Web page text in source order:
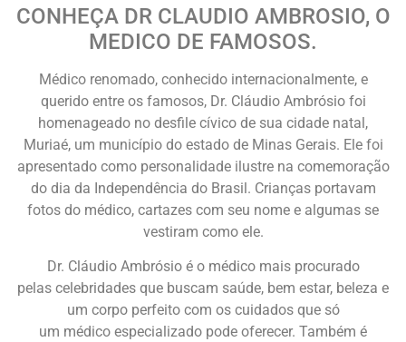
CONHEÇA DR CLAUDIO AMBROSIO, O
MEDICO DE FAMOSOS.
Médico renomado, conhecido internacionalmente, e
querido entre os famosos, Dr. Cláudio Ambrósio foi
homenageado no desfile cívico de sua cidade natal,
Muriaé, um município do estado de Minas Gerais. Ele foi
apresentado como personalidade ilustre na comemoração
do dia da Independência do Brasil. Crianças portavam
fotos do médico, cartazes com seu nome e algumas se
vestiram como ele.
Dr. Cláudio Ambrósio é o médico mais procurado
pelas celebridades que buscam saúde, bem estar, beleza e
um corpo perfeito com os cuidados que só
um médico especializado pode oferecer. Também é